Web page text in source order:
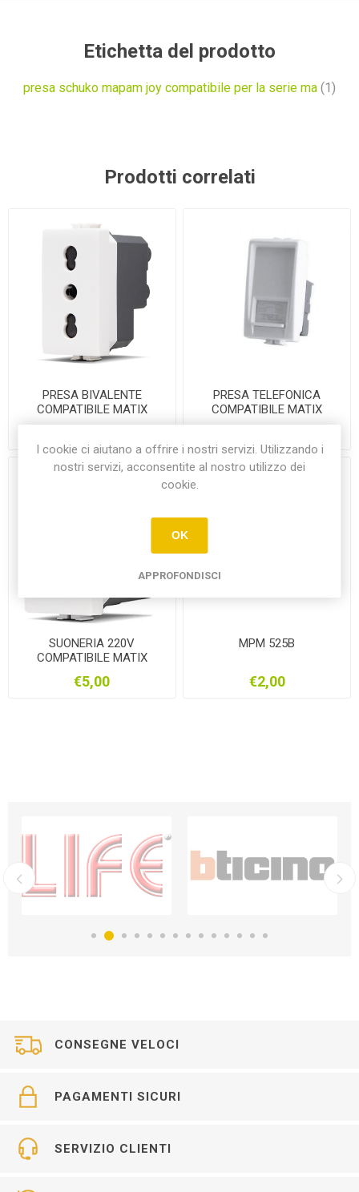
Etichetta del prodotto
presa schuko mapam joy compatibile per la serie ma (1)
Prodotti correlati
PRESA BIVALENTE
COMPATIBILE MATIX
PRESA TELEFONICA
COMPATIBILE MATIX
SUONERIA 220V
COMPATIBILE MATIX
€5,00
MPM 525B
€2,00
CONSEGNE VELOCI
PAGAMENTI SICURI
SERVIZIO CLIENTI
I cookie ci aiutano a offrire i nostri servizi. Utilizzando i
nostri servizi, acconsentite al nostro utilizzo dei
cookie.
OK
APPROFONDISCI